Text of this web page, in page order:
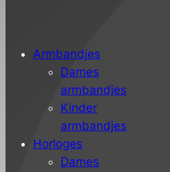
Armbandjes
Dames
armbandjes
Kinder
armbandjes
Horloges
Dames